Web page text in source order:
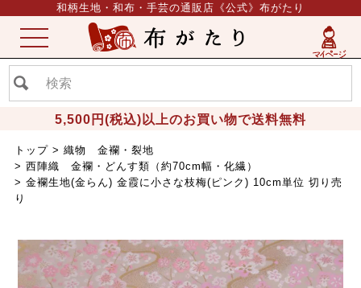
和柄生地・和布・手芸の通販店《公式》布がたり
5,500円(税込)以上のお買い物で送料無料
ME
NU
トップ
織物 金襴・裂地
西陣織 金襴・どんす類（約70cm幅・化繊）
金襴生地(金らん) 金霞に小さな枝梅(ピンク) 10cm単位 切り売
り